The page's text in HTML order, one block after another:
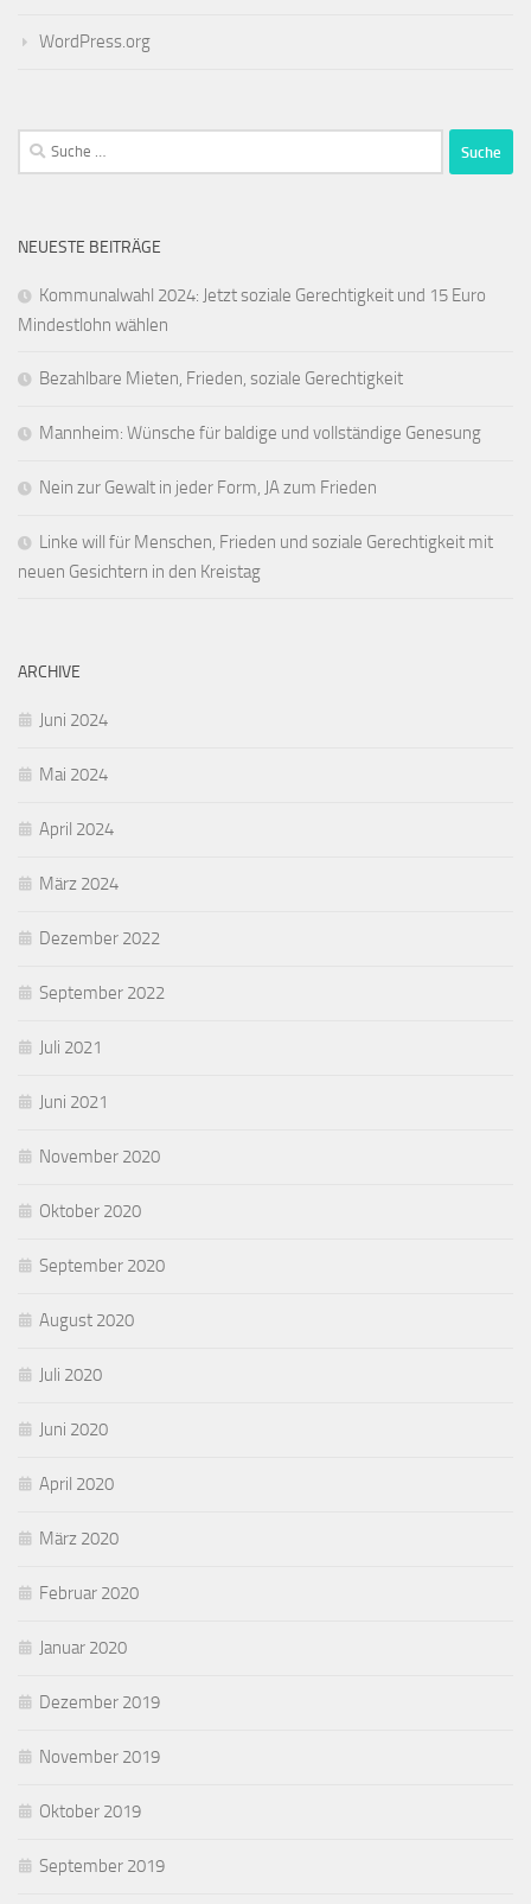
WordPress.org
Suche
nach:
NEUESTE BEITRÄGE
Kommunalwahl 2024: Jetzt soziale Gerechtigkeit und 15 Euro
Mindestlohn wählen
Bezahlbare Mieten, Frieden, soziale Gerechtigkeit
Mannheim: Wünsche für baldige und vollständige Genesung
Nein zur Gewalt in jeder Form, JA zum Frieden
Linke will für Menschen, Frieden und soziale Gerechtigkeit mit
neuen Gesichtern in den Kreistag
ARCHIVE
Juni 2024
Mai 2024
April 2024
März 2024
Dezember 2022
September 2022
Juli 2021
Juni 2021
November 2020
Oktober 2020
September 2020
August 2020
Juli 2020
Juni 2020
April 2020
März 2020
Februar 2020
Januar 2020
Dezember 2019
November 2019
Oktober 2019
September 2019